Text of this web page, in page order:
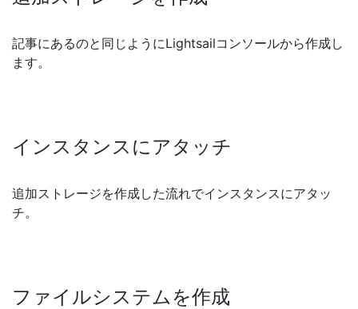
記事にあるのと同じようにLightsailコンソールから作成し
ます。
インスタンスにアタッチ
追加ストレージを作成した流れでインスタンスにアタッ
チ。
ファイルシステムを作成